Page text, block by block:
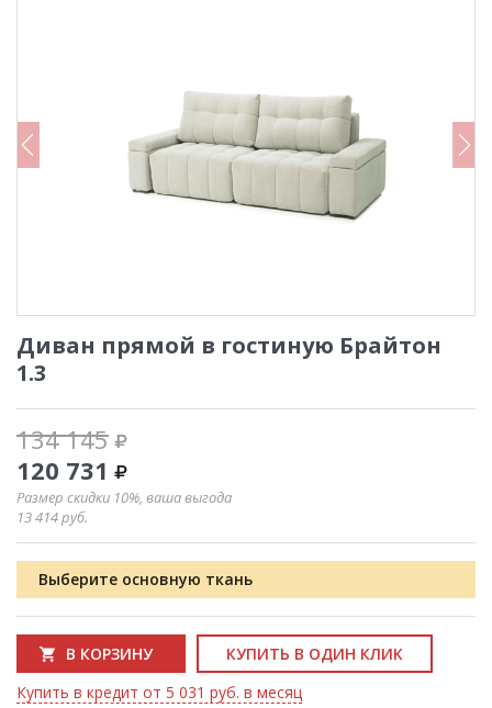
Диван прямой в гостиную Брайтон
1.3
134 145
120 731
Размер скидки 10%, ваша выгода
13 414руб.
Выберите основную ткань
В КОРЗИНУ
КУПИТЬ В ОДИН КЛИК
Купить в кредит от 5 031 руб. в месяц